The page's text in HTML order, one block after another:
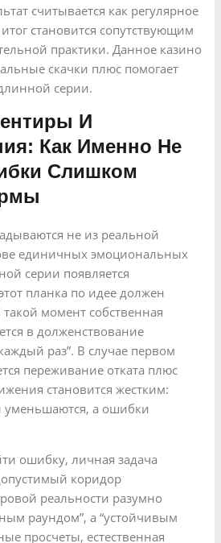
считывается как регулярное
становится сопутствующим
практики. Данное казино
скачки плюс помогает
серии.
И
Как Именно Не
Слишком
не из реальной
единичных эмоциональных
серии появляется
планка по идее должен
момент собственная
в долженствование
раз”. В случае первом
переживание отката плюс
становится жестким:
уменьшаются, а ошибки
ошибку, личная задача
коридор
реальности разумно
раундом”, а “устойчивым
просчеты, естественная